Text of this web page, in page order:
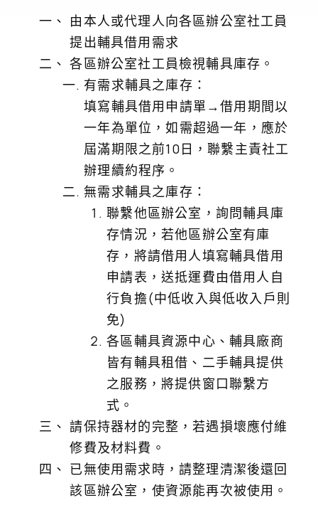
由本人或代理人向各區辦公室社工員
提出輔具借用需求
各區辦公室社工員檢視輔具庫存。
有需求輔具之庫存：
填寫輔具借用申請單→借用期間以
一年為單位，如需超過一年，應於
屆滿期限之前10日，聯繫主責社工
辦理續約程序。
無需求輔具之庫存：
聯繫他區辦公室，詢問輔具庫
存情況，若他區辦公室有庫
存，將請借用人填寫輔具借用
申請表，送抵運費由借用人自
行負擔(中低收入與低收入戶則
免)
各區輔具資源中心、輔具廠商
皆有輔具租借、二手輔具提供
之服務，將提供窗口聯繫方
式。
請保持器材的完整，若遇損壞應付維
修費及材料費。
已無使用需求時，請整理清潔後還回
該區辦公室，使資源能再次被使用。